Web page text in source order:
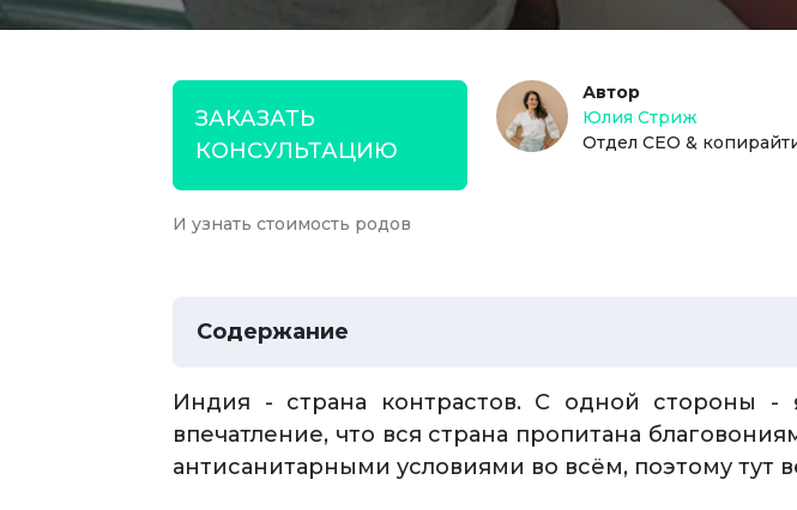
ЗАКАЗАТЬ
КОНСУЛЬТАЦИЮ
И узнать стоимость родов
Автор
Юлия Стриж
Отдел СЕО &
Содержание
Индия - страна контрастов. С одной стороны
впечатление, что вся страна пропитана
антисанитарными условиями во всём, поэтому тут